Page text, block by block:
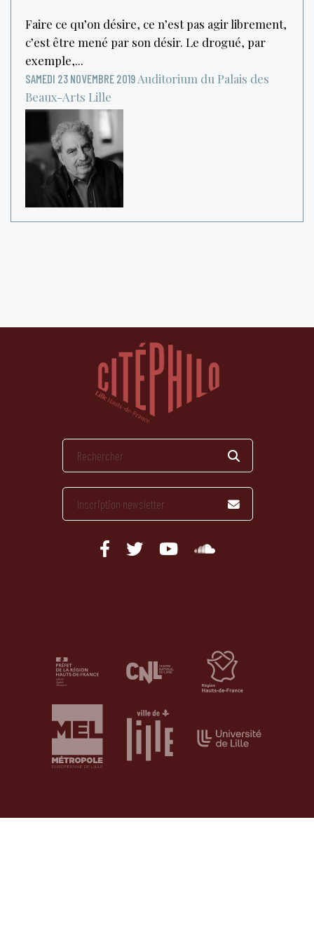
Faire ce qu’on désire, ce n’est pas agir librement,
c’est être mené par son désir. Le drogué, par
exemple,...
SAMEDI 23 NOVEMBRE 2019 Auditorium du Palais des
Beaux-Arts Lille